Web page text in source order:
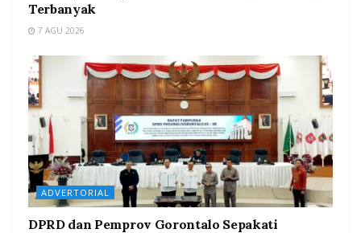
Terbanyak
7 AGU 2026
ADVERTORIAL
DPRD dan Pemprov Gorontalo Sepakati